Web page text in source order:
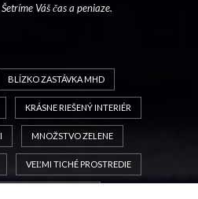
Váš čas a peniaze.
BLÍZKO ZASTÁVKA MHD
KRÁSNE RIEŠENÝ INTERIÉR
MNOŽSTVO ZELENE
VEĽMI TICHÉ PROSTREDIE